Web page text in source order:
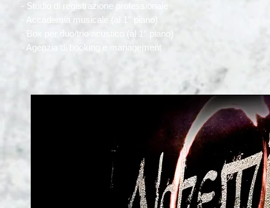
- Studio di registrazione professionale
- Accademia musicale (al 1° piano)
- Box per duo/trio acustico (al 1° piano)
- Agenzia di booking e management